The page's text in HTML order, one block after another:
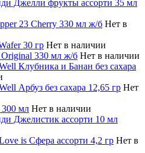
Джелли фрукты ассорти 35 мл
23 Cherry 330 мл ж/б Нет в
30 гр Нет в наличии
Original 330 мл ж/б Нет в наличии
Клубника и Банан без сахара
Арбуз без сахара 12,65 гр Нет
300 мл Нет в наличии
Джелистик ассорти 10 мл
is Сфера ассорти 4,2 гр Нет в